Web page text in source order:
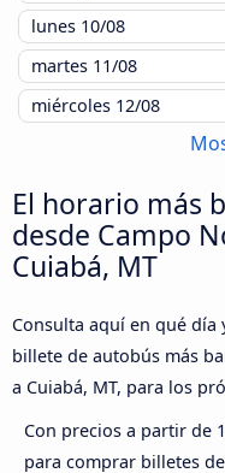
lunes 10/08
martes 11/08
miércoles 12/08
El horario más
desde Campo
Cuiabá, MT
Consulta aquí en qué
billete de autobús más
a Cuiabá, MT, para los
Con precios a partir de
para comprar billetes